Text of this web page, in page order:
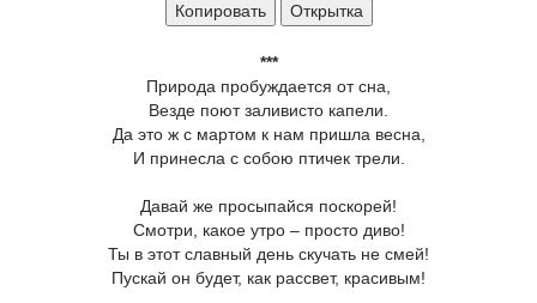
Копировать Открытка
***
Природа пробуждается от сна,
Везде поют заливисто капели.
Да это ж с мартом к нам пришла весна,
И принесла с собою птичек трели.
Давай же просыпайся поскорей!
Смотри, какое утро – просто диво!
Ты в этот славный день скучать не смей!
Пускай он будет, как рассвет, красивым!